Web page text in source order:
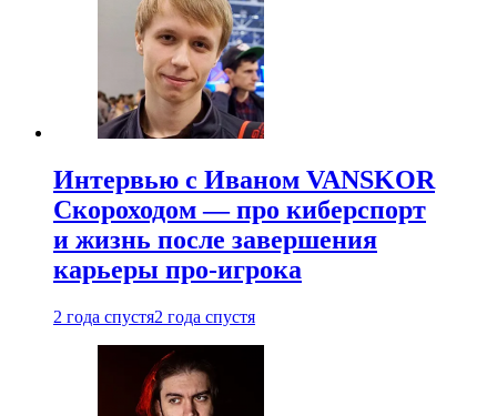
Интервью с Иваном VANSKOR
Скороходом — про киберспорт
и жизнь после завершения
карьеры про-игрока
2 года спустя2 года спустя